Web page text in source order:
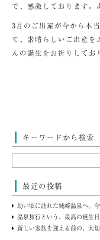
で、感激しております。
3月のご出産が今から本
て、素晴らしいご出産を
んの誕生をお祈りしてお
キーワードから検索
最近の投稿
幼い頃に訪れた城崎温泉へ。
温泉旅行という、最高の誕生日
新しい家族を迎える前の、大切